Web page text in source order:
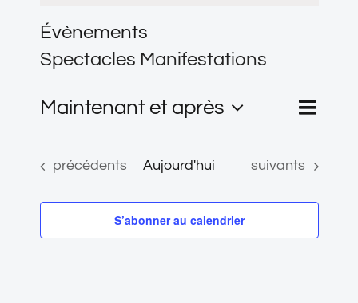
Évènements
Spectacles Manifestations
et
Recherche
Liste
Maintenant et après
Sélectionnez
une
date.
Évènements
précédents Aujourd'hui Évènements
suivants
S’abonner au calendrier